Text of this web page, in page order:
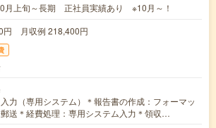
月上旬～長期 正社員実績あり ※10月～！
円 月収例 218,400円
力（専用システム）＊報告書の作成：フォーマッ
郵送＊経費処理：専用システム入力＊領収…